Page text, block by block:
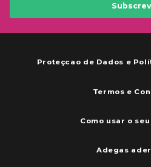
Proteçcao de Dados e
Termos e
Como usar o
Adegas